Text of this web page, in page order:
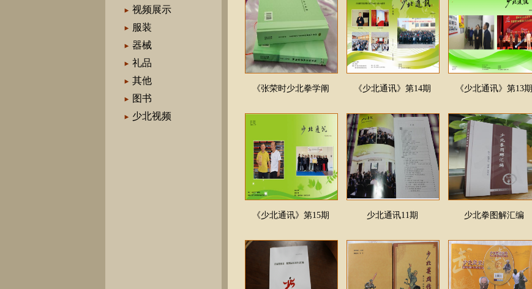
视频展示
服装
器械
礼品
其他
图书
少北视频
《张荣时少北拳学阐 《少北通讯》第14期 《少北通讯》第13期
《少北通讯》第15期 少北通讯11期 少北拳图解汇编